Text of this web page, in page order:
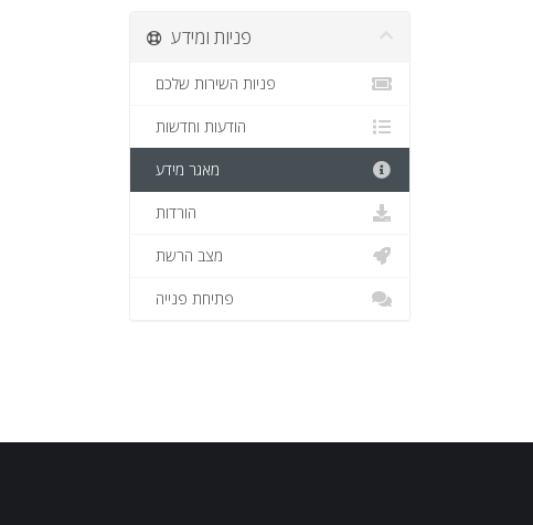
פניות ומידע
פניות השירות שלכם
הודעות וחדשות
מאגר מידע
הורדות
מצב הרשת
פתיחת פנייה